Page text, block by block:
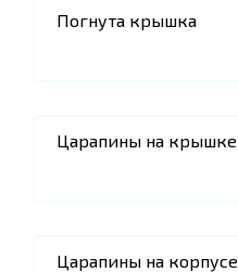
Погнута крышка
Царапины на крышке
Царапины на корпусе